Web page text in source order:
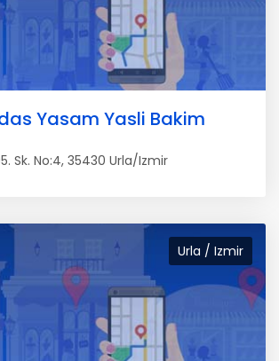
Yasam Yasli Bakim
Sk. No:4, 35430 Urla/Izmir
Urla / Izmir